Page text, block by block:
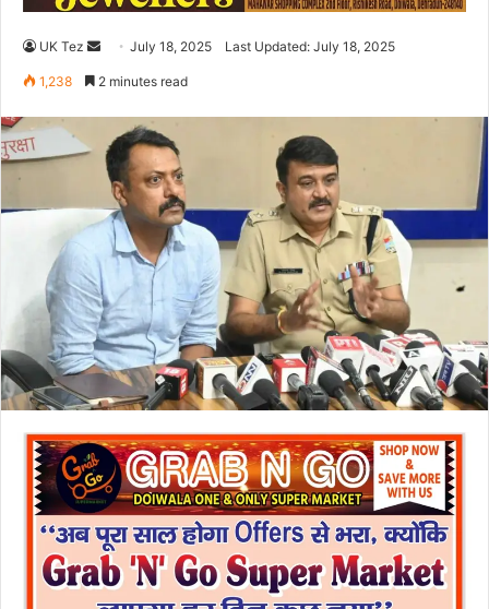
UK Tez
e
a
n
e
i
l
July 18, 2025 Last Updated: July 18, 2025
1,238 2 minutes read